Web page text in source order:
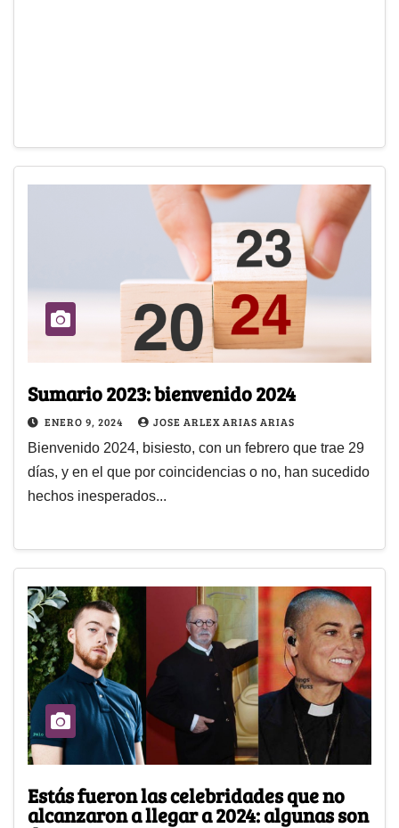
Sumario 2023: bienvenido 2024
ENERO 9, 2024 JOSE ARLEX ARIAS ARIAS
Bienvenido 2024, bisiesto, con un febrero que trae 29
días, y en el que por coincidencias o no, han sucedido
hechos inesperados...
Estás fueron las celebridades que no
alcanzaron a llegar a 2024: algunas son